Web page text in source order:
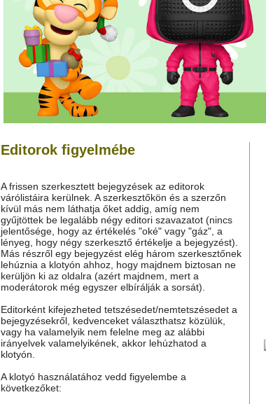
Editorok figyelmébe
A frissen szerkesztett bejegyzések az editorok
várólistáira kerülnek. A szerkesztőkön és a szerzőn
kívül más nem láthatja őket addig, amíg nem
gyűjtöttek be legalább négy editori szavazatot (nincs
jelentősége, hogy az értékelés "oké" vagy "gáz", a
lényeg, hogy négy szerkesztő értékelje a bejegyzést).
Más részről egy bejegyzést elég három szerkesztőnek
lehúznia a klotyón ahhoz, hogy majdnem biztosan ne
kerüljön ki az oldalra (azért majdnem, mert a
moderátorok még egyszer elbírálják a sorsát).
Editorként kifejezheted tetszésedet/nemtetszésedet a
bejegyzésekről, kedvenceket választhatsz közülük,
vagy ha valamelyik nem felelne meg az alábbi
irányelvek valamelyikének, akkor lehúzhatod a
klotyón.
A klotyó használatához vedd figyelembe a
következőket: